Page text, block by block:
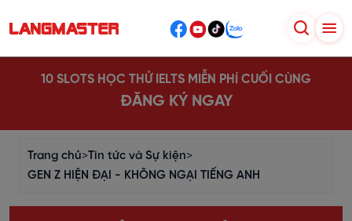
10 SLOTS HỌC THỬ IELTS MIỄN PHÍ CUỐI CÙNG
ĐĂNG KÝ NGAY
Trang chủ>Tin tức và Sự kiện>
GEN Z HIỆN ĐẠI - KHÔNG NGẠI TIẾNG ANH